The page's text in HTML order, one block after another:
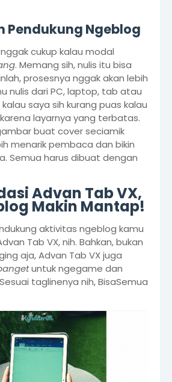
Pendukung Ngeblog
cukup kalau modal
. Memang sih, nulis itu bisa
prosesnya nggak akan lebih
nulis dari PC, laptop, tab atau
kalau saya sih kurang puas kalau
layarnya yang terbatas.
buat cover seciamik
menarik pembaca dan bikin
Semua harus dibuat dengan
Advan Tab VX,
Makin Mantap!
aktivitas ngeblog kamu
Tab VX, nih. Bahkan, bukan
aja, Advan Tab VX juga
untuk ngegame dan
taglinenya nih, BisaSemua